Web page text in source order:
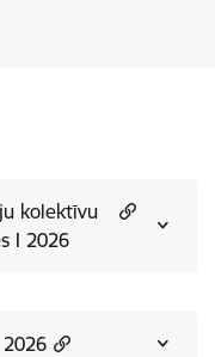
kolektīvu
I 2026